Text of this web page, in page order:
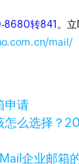
转841 。
mail/
申请
怎么选择？
企业邮箱